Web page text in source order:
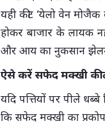
यही कीट ‘येलो वेन
होकर बाजार के लायक
और आय का नुकसान
ऐसे करें सफेद मक्खी
यदि पत्तियों पर पीले
कि सफेद मक्खी का